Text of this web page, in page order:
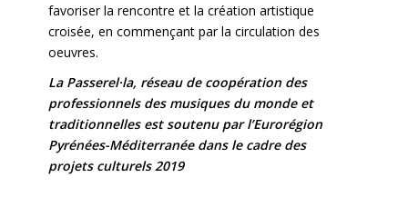
favoriser la rencontre et la création artistique
croisée, en commençant par la circulation des
oeuvres.
La Passerel·la, réseau de coopération des
professionnels des musiques du monde et
traditionnelles est soutenu par l’Eurorégion
Pyrénées-Méditerranée dans le cadre des
projets culturels 2019